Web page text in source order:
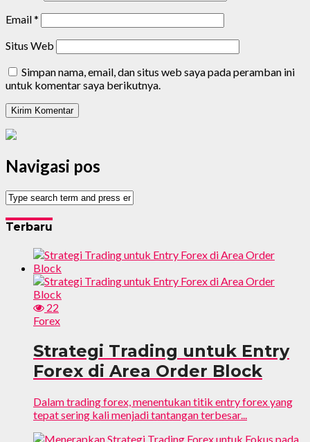
Email*
Situs Web
Simpan nama, email, dan situs web saya pada peramban ini
untuk komentar saya berikutnya.
Navigasi pos
Terbaru
22
Forex
Strategi Trading untuk Entry
Forex di Area Order Block
Dalam trading forex, menentukan titik entry forex yang
tepat sering kali menjadi tantangan terbesar...